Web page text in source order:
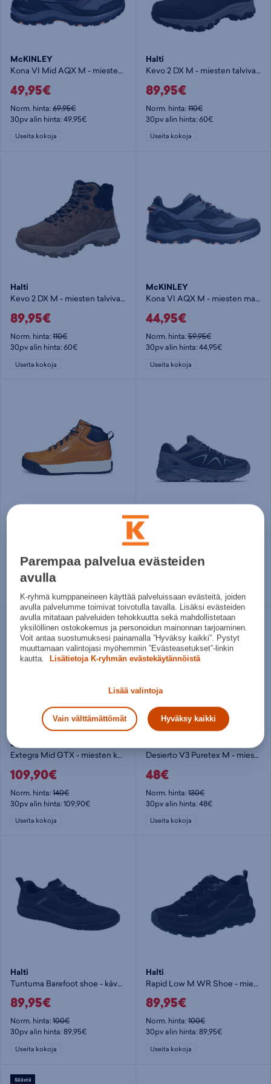
McKINLEY
Kona VI Mid AQX M - miesten korkeavartinen vaelluskenkä
49,95€
Norm. hinta:69,95€
30pv alin hinta: 49,95€
Useita kokoja
Halti
Kevo 2 DX M - miesten talvivarsikengät
89,95€
Norm. hinta:110€
30pv alin hinta: 60€
Useita kokoja
Halti
Kevo 2 DX M - miesten talvivarsikengät
89,95€
Norm. hinta:110€
30pv alin hinta: 60€
Useita kokoja
McKINLEY
Kona VI AQX M - miesten matalavartinen vaelluskenkä
44,95€
Norm. hinta:59,95€
30pv alin hinta: 44,95€
Useita kokoja
Norm. hinta:95€
30pv alin hinta: 60€
Useita kokoja
Merrell
99,95€
Norm. hinta:139€
Useita kokoja
Salomon
Extegra Mid GTX - miesten korkeavartinen vaelluskenkä
109,90€
Norm. hinta:140€
30pv alin hinta: 109,90€
Useita kokoja
Desierto V3 Puretex M - miesten talvivarsikengät
48€
Norm. hinta:130€
30pv alin hinta: 48€
Useita kokoja
Halti
Tuntuma Barefoot shoe - kävelykengät
89,95€
Norm. hinta:100€
30pv alin hinta: 89,95€
Useita kokoja
Halti
Rapid Low M WR Shoe - miesten kävelykengät
89,95€
Norm. hinta:100€
30pv alin hinta: 89,95€
Useita kokoja
Säästä
Parempaa palvelua evästeiden
avulla
K-ryhmä kumppaneineen käyttää palveluissaan evästeitä, joiden
avulla palvelumme toimivat toivotulla tavalla. Lisäksi evästeiden
avulla mitataan palveluiden tehokkuutta sekä mahdollistetaan
yksilöllinen ostokokemus ja personoidun mainonnan tarjoaminen.
Voit antaa suostumuksesi painamalla ”Hyväksy kaikki”. Pystyt
muuttamaan valintojasi myöhemmin ”Evästeasetukset”-linkin
kautta.
Lisätietoja K-ryhmän evästekäytännöistä
Lisää valintoja
Vain välttämättömät Hyväksy kaikki